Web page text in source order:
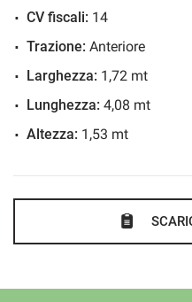
Specchietti laterali elettrici
Telecamera per
CV fiscali: 14
Trazione: Anteriore
Larghezza: 1,72 mt
Lunghezza: 4,08 mt
Altezza: 1,53 mt